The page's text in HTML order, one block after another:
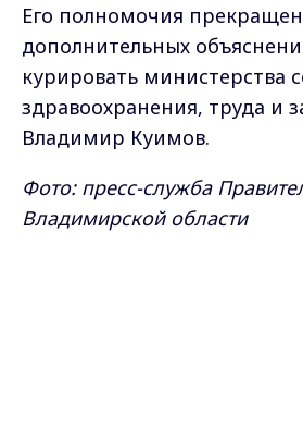
Его полномочия
дополнительных
курировать министерства
здравоохранения, труда и
Владимир Куимов.
Фото: пресс-служба
Владимирской области